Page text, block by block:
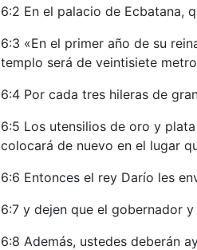
6:2 En el palacio de Ecbatana,
6:3 «En el primer año de su
templo será de veintisiete
6:4 Por cada tres hileras de
6:5 Los utensilios de oro y
colocará de nuevo en el lugar
6:6 Entonces el rey Darío les
6:7 y dejen que el gobernador
6:8 Además, ustedes deberán